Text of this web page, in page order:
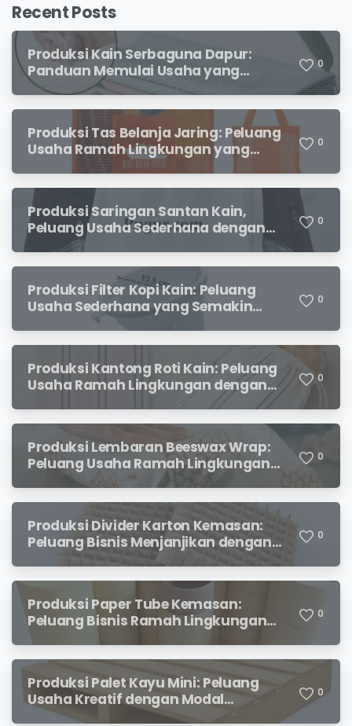
Recent Posts
Produksi Kain Serbaguna Dapur:
Panduan Memulai Usaha yang
Menjanjikan untuk Pebisnis Pemula
0
Produksi Tas Belanja Jaring: Peluang
Usaha Ramah Lingkungan yang
0
Produksi Saringan Santan Kain,
Peluang Usaha Sederhana dengan
Permintaan yang Terus Meningkat
0
Produksi Filter Kopi Kain: Peluang
Usaha Sederhana yang Semakin
Diminati Pecinta Kopi
0
Produksi Kantong Roti Kain: Peluang
Usaha Ramah Lingkungan dengan
0
Produksi Lembaran Beeswax Wrap:
Peluang Usaha Ramah Lingkungan
yang Menjanjikan
0
Produksi Divider Karton Kemasan:
Peluang Bisnis Menjanjikan dengan
Permintaan yang Terus Meningkat
0
Produksi Paper Tube Kemasan:
Peluang Bisnis Ramah Lingkungan
0
Produksi Palet Kayu Mini: Peluang
Usaha Kreatif dengan Modal
Terjangkau dan Potensi Keuntungan
0